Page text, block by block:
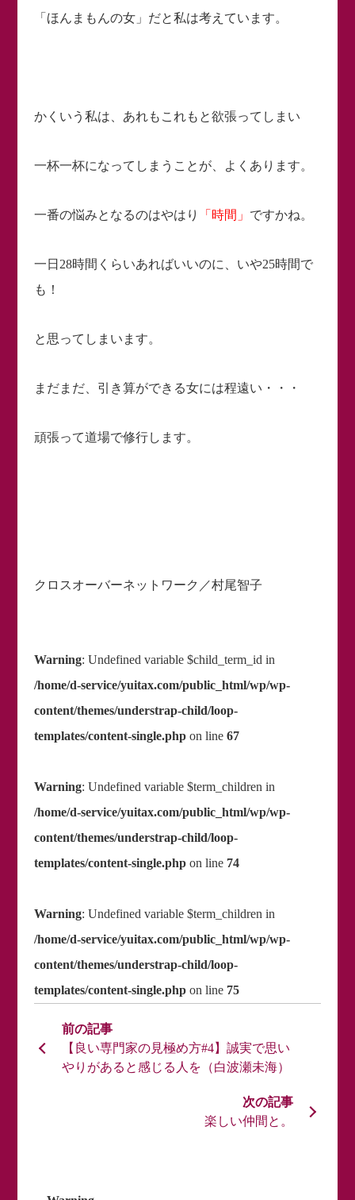
「ほんまもんの女」だと私は考えています。
かくいう私は、あれもこれもと欲張ってしまい
一杯一杯になってしまうことが、よくあります。
一番の悩みとなるのはやはり 「時間」 ですかね。
一日28時間くらいあればいいのに、いや25時間で
も！
と思ってしまいます。
まだまだ、引き算ができる女には程遠い・・・
頑張って道場で修行します。
クロスオーバーネットワーク／村尾智子
Warning: Undefined variable $child_term_id in
/home/d-service/yuitax.com/public_html/wp/wp-
content/themes/understrap-child/loop-
templates/content-single.phpon line 67
Warning: Undefined variable $term_children in
/home/d-service/yuitax.com/public_html/wp/wp-
content/themes/understrap-child/loop-
templates/content-single.phpon line 74
Warning: Undefined variable $term_children in
/home/d-service/yuitax.com/public_html/wp/wp-
content/themes/understrap-child/loop-
templates/content-single.phpon line 75
【良い専門家の見極め方#4】誠実で思い
やりがあると感じる人を（白波瀬未海）
楽しい仲間と。